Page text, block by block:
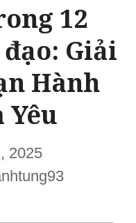
12
Giải
Hành
Yêu
2025